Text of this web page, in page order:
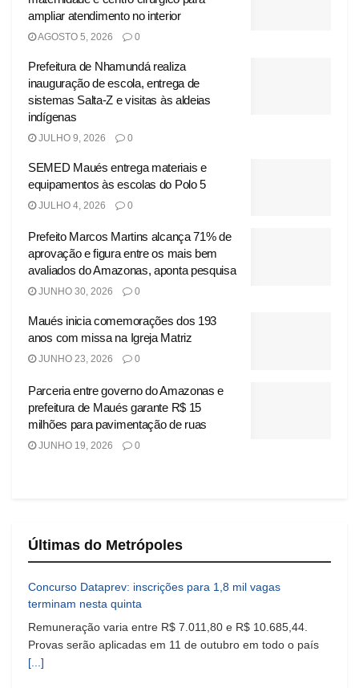
ampliar atendimento no interior
AGOSTO 5, 2026 0
Prefeitura de Nhamundá realiza
inauguração de escola, entrega de
sistemas Salta-Z e visitas às aldeias
indígenas
JULHO 9, 2026 0
SEMED Maués entrega materiais e
equipamentos às escolas do Polo 5
JULHO 4, 2026 0
Prefeito Marcos Martins alcança 71% de
aprovação e figura entre os mais bem
avaliados do Amazonas, aponta pesquisa
JUNHO 30, 2026 0
Maués inicia comemorações dos 193
anos com missa na Igreja Matriz
JUNHO 23, 2026 0
Parceria entre governo do Amazonas e
prefeitura de Maués garante R$ 15
milhões para pavimentação de ruas
JUNHO 19, 2026 0
Últimas do Metrópoles
Concurso Dataprev: inscrições para 1,8 mil vagas
terminam nesta quinta
Remuneração varia entre R$ 7.011,80 e R$ 10.685,44.
Provas serão aplicadas em 11 de outubro em todo o país
[...]